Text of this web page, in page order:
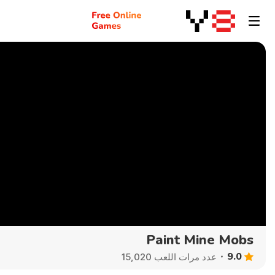
Paint Mine Mobs
9.0 عدد مرات اللعب 15,020